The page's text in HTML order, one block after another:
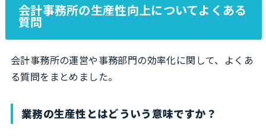
会計事務所の生産性向上についてよくある
質問
会計事務所の運営や事務部門の効率化に関して、よくあ
る質問をまとめました。
業務の生産性とはどういう意味ですか？